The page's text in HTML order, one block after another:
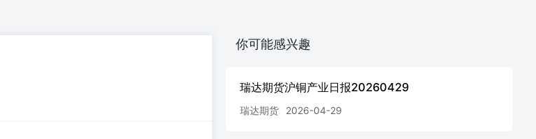
你可能感兴趣
瑞达期货沪铜产业日报20260429
瑞达期货 2026-04-29